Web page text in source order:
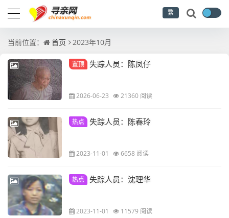
繁
当前位置： 首页 2023年10月
置顶 失踪人员：陈凤仔
2026-06-23 21360 阅读
热点 失踪人员：陈春玲
2023-11-01 6658 阅读
热点 失踪人员：沈理华
2023-11-01 11579 阅读